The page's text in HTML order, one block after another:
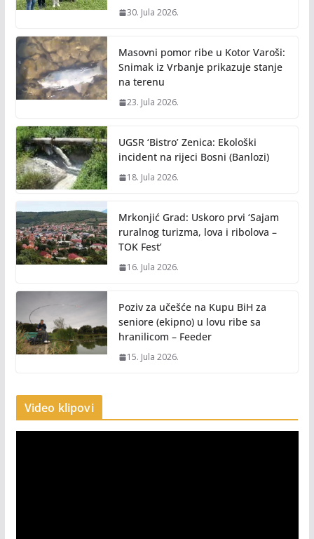
30. Jula 2026.
Masovni pomor ribe u Kotor Varoši:
Snimak iz Vrbanje prikazuje stanje
na terenu
23. Jula 2026.
UGSR ‘Bistro’ Zenica: Ekološki
incident na rijeci Bosni (Banlozi)
18. Jula 2026.
Mrkonjić Grad: Uskoro prvi ‘Sajam
ruralnog turizma, lova i ribolova –
TOK Fest’
16. Jula 2026.
Poziv za učešće na Kupu BiH za
seniore (ekipno) u lovu ribe sa
hranilicom – Feeder
15. Jula 2026.
Video klipovi